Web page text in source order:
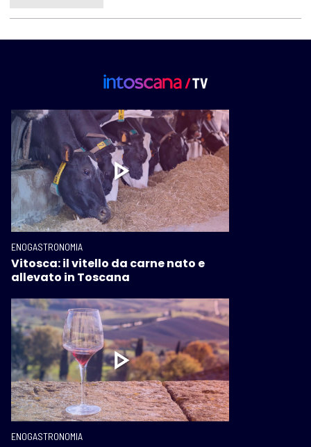
ENOGASTRONOMIA
Vitosca: il vitello da carne nato e
allevato in Toscana
ENOGASTRONOMIA